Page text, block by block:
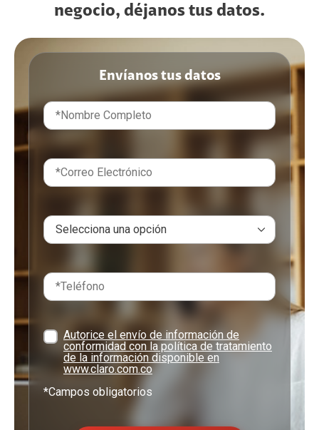
negocio, déjanos tus datos.
Envíanos tus datos
Autorice el envío de información de
conformidad con la política de tratamiento
de la información disponible en
www.claro.com.co
*Campos obligatorios